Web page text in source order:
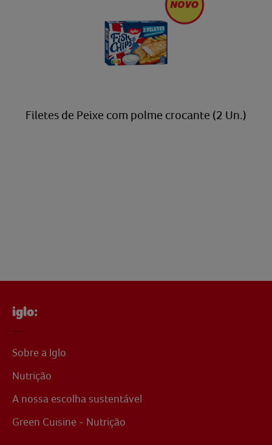
Filetes de Peixe com polme crocante (2 Un.)
iglo:
Sobre a Iglo
Nutrição
A nossa escolha sustentável
Green Cuisine - Nutrição